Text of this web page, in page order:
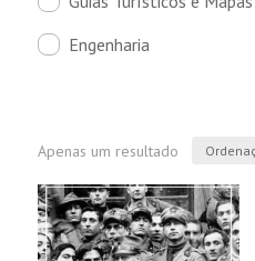
Engenharia
Apenas um resultado